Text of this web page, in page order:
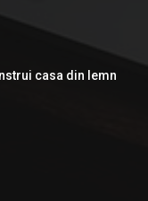
casa din lemn